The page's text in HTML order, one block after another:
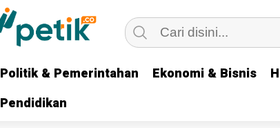
Politik & Pemerintahan Ekonomi & Bisnis
Pendidikan
Politik & Pemerintahan Ekonomi & Bisnis
Pendidikan